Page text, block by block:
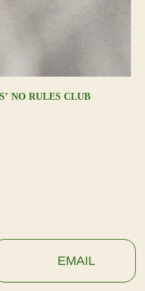
RULES CLUB